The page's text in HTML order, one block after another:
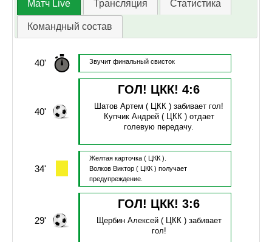
Матч Live Трансляция Статистика
Командный состав
40' Звучит финальный свисток
40'
ГОЛ! ЦКК!4:6
Шатов Артем ( ЦКК )забивает гол!
Купчик Андрей( ЦКК ) отдает
голевую передачу.
34'
Желтая карточка ( ЦКК ).
Волков Виктор( ЦКК ) получает
предупреждение.
29'
ГОЛ! ЦКК!3:6
Щербин Алексей( ЦКК ) забивает
гол!